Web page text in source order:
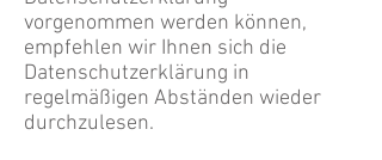
vorgenommen werden können,
empfehlen wir Ihnen sich die
Datenschutzerklärung in
regelmäßigen Abständen wieder
durchzulesen.